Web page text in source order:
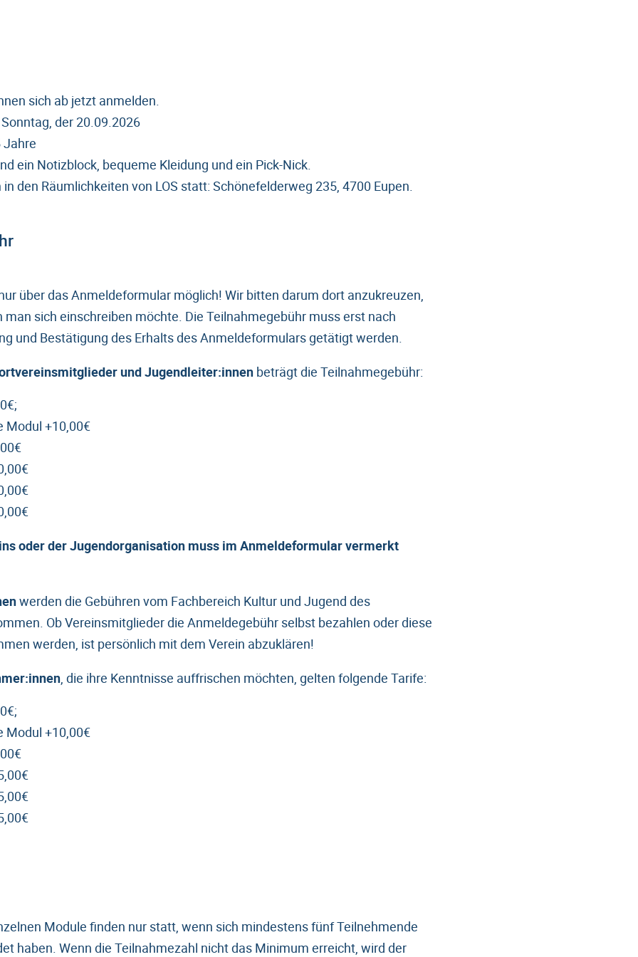
sich ab jetzt anmelden.
der 20.09.2026
Jahre
ein Notizblock, bequeme Kleidung und ein Pick-Nick.
den Räumlichkeiten von LOS statt: Schönefelderweg 235, 4700 Eupen.
über das Anmeldeformular möglich! Wir bitten darum dort anzukreuzen,
sich einschreiben möchte. Die Teilnahmegebühr muss erst nach
und Bestätigung des Erhalts des Anmeldeformulars getätigt werden.
und Jugendleiter:innen beträgt die Teilnahmegebühr:
Modul +10,00€
oder der Jugendorganisation muss im Anmeldeformular vermerkt
werden die Gebühren vom Fachbereich Kultur und Jugend des
Ob Vereinsmitglieder die Anmeldegebühr selbst bezahlen oder diese
werden, ist persönlich mit dem Verein abzuklären!
, die ihre Kenntnisse auffrischen möchten, gelten folgende Tarife:
Modul +10,00€
Module finden nur statt, wenn sich mindestens fünf Teilnehmende
haben. Wenn die Teilnahmezahl nicht das Minimum erreicht, wird der